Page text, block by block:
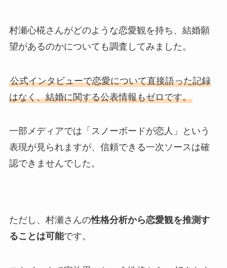
村瀬心椛さんがどのような恋愛観を持ち、結婚願
望があるのかについても調査してみました。
公式インタビューで恋愛について直接語った記録
はなく、結婚に関する公表情報もゼロです。
一部メディアでは「スノーボードが恋人」という
表現が見られますが、信頼できる一次ソースは確
認できませんでした。
ただし、村瀬さんの性格分析から恋愛観を推測す
ることは可能です。